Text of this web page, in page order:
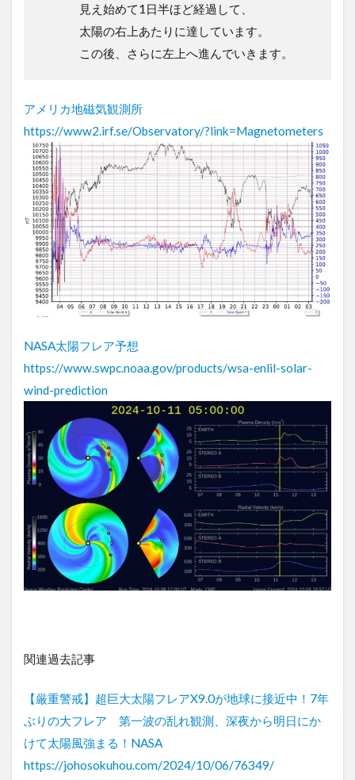
見え始めて1日半ほど経過して、
太陽の右上あたりに達しています。
この後、さらに左上へ進んでいきます。
アメリカ地磁気観測所
https://www2.irf.se/Observatory/?link=Magnetometers
NASA太陽フレア予想
https://www.swpc.noaa.gov/products/wsa-enlil-solar-
wind-prediction
関連過去記事
【厳重警戒】超巨大太陽フレアX9.0が地球に接近中！7年
ぶりの大フレア 第一波の乱れ観測、深夜から明日にか
けて太陽風強まる！NASA
https://johosokuhou.com/2024/10/06/76349/